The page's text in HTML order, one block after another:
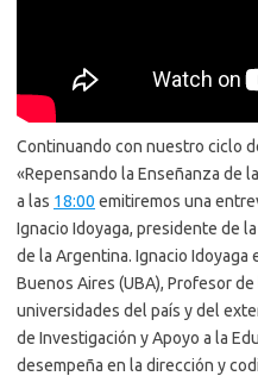
Continuando con nuestro ciclo
«Repensando la Enseñanza de
a las 18:00 emitiremos una
Ignacio Idoyaga, presidente de
de la Argentina. Ignacio Idoyaga
Buenos Aires (UBA), Profesor
universidades del país y del
de Investigación y Apoyo a la
desempeña en la dirección y